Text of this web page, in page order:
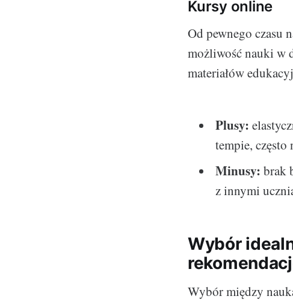
Kursy online
Od pewnego czasu
możliwość nauki w
materiałów
Plusy:
tempie,
Minusy: brak
z innymi
Wybór
Wybór między